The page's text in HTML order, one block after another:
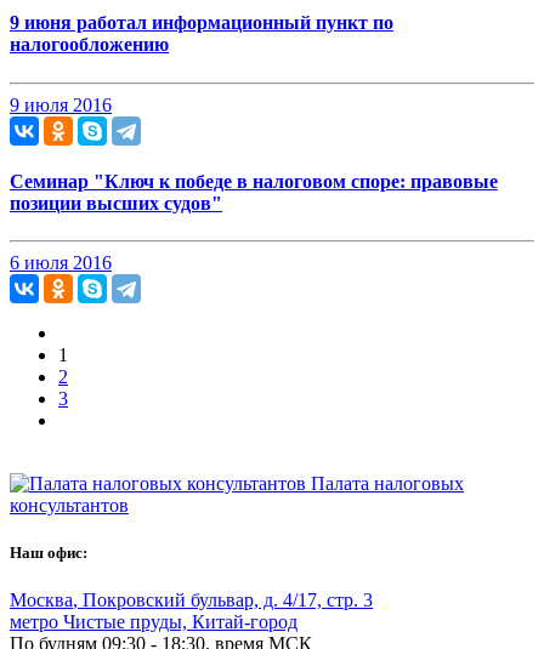
9 июня работал информационный пункт по
налогообложению
9 июля 2016
Семинар "Ключ к победе в налоговом споре: правовые
позиции высших судов"
6 июля 2016
1
2
3
Палата налоговых
консультантов
Наш офис:
Москва, Покровский бульвар, д. 4/17, стр. 3
метро Чистые пруды, Китай-город
По будням 09:30 - 18:30, время МСК